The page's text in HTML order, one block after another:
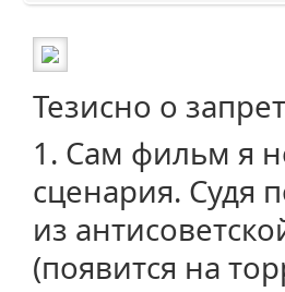
Тезисно о
1. Сам фильм я
сценария. Судя
из
(появится на